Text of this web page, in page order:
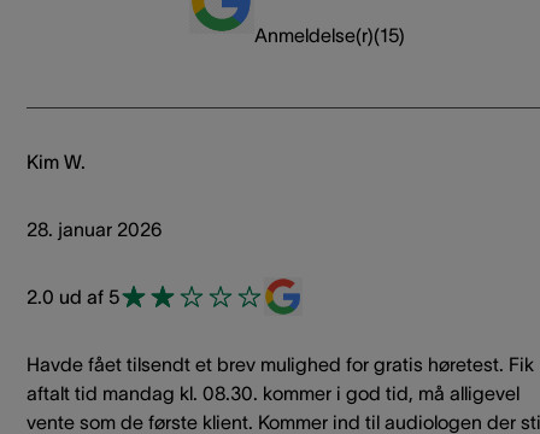
Anmeldelse(r)(15)
Kim W.
28. januar 2026
2.0 ud af 5
Havde fået tilsendt et brev mulighed for gratis høretest. Fik
aftalt tid mandag kl. 08.30. kommer i god tid, må alligevel
vente som de første klient. Kommer ind til audiologen der